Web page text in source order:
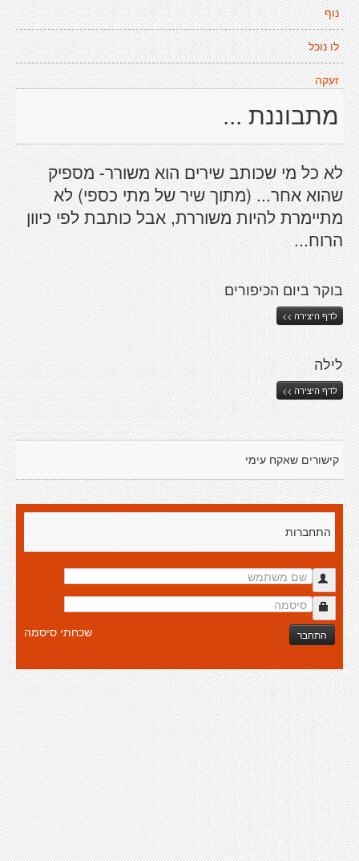
נוף
לו נוכל
זעקה
מתבוננת ...
לא כל מי שכותב שירים הוא משורר- מספיק
שהוא אחר... (מתוך שיר של מתי כספי) לא
מתיימרת להיות משוררת, אבל כותבת לפי כיוון
הרוח...
בוקר ביום הכיפורים
לדף היצירה >>
לילה
לדף היצירה >>
קישורים שאקח עימי
התחברות
התחבר שכחתי סיסמה